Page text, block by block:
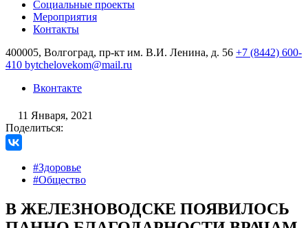
Социальные проекты
Мероприятия
Контакты
400005, Волгоград, пр-кт им. В.И. Ленина, д. 56 +7 (8442) 600-
410 bytchelovekom@mail.ru
Вконтакте
11 Января, 2021
Поделиться:
#Здоровье
#Общество
В ЖЕЛЕЗНОВОДСКЕ ПОЯВИЛОСЬ